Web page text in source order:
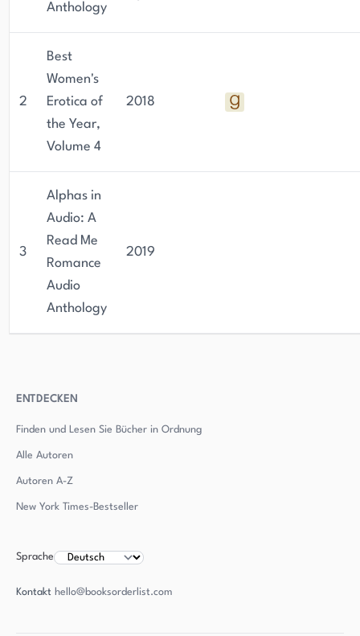
Anthology
2
Best
Women's
Erotica of
the Year,
Volume 4
2018
3
Alphas in
Audio: A
Read Me
Romance
Audio
Anthology
2019
ENTDECKEN
Finden und Lesen Sie Bücher in Ordnung
Alle Autoren
Autoren A-Z
New York Times-Bestseller
Sprache
Kontakt hello@booksorderlist.com